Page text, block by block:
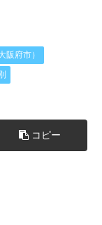
阪府市）
コピー